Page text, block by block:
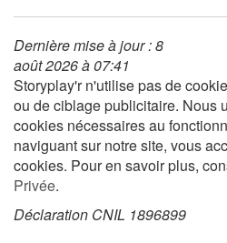
Dernière mise à jour : 8
août 2026 à 07:41
Storyplay'r n'utilise pas de
ou de ciblage publicitaire. Nous
cookies nécessaires au
naviguant sur notre site, vous
cookies. Pour en savoir plus,
Privée.
Déclaration CNIL 1896899